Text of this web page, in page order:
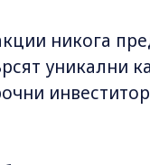
никога
уникални